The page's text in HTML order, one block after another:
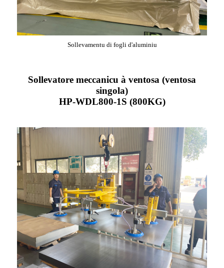
Sollevamentu di fogli d'aluminiu
Sollevatore meccanicu à ventosa (ventosa
singola)
HP-WDL800-1S (800KG)